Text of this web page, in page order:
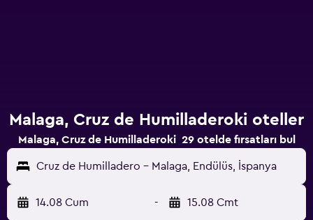
Malaga, Cruz de Humilladeroki oteller
Malaga, Cruz de Humilladeroki 29 otelde fırsatları bul
Cruz de Humilladero - Malaga, Endülüs, İspanya
14.08 Cum - 15.08 Cmt